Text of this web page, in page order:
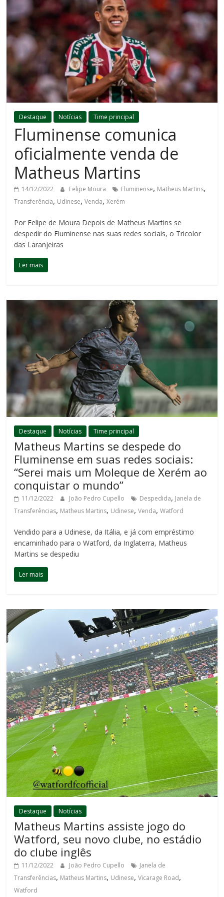
Destaque Notícias Time principal
Fluminense comunica
oficialmente venda de
Matheus Martins
14/12/2022 Felipe Moura Fluminense, Matheus Martins,
Transferência, Udinese,Venda,Xerém
Por Felipe de Moura Depois de Matheus Martins se
despedir do Fluminense nas suas redes sociais, o Tricolor
das Laranjeiras
Ler mais
Destaque Notícias Time principal
Matheus Martins se despede do
Fluminense em suas redes sociais:
“Serei mais um Moleque de Xerém ao
conquistar o mundo”
11/12/2022 João Pedro Cupello Despedida, Janela de
Transferências, Matheus Martins, Udinese,Venda,Watford
Vendido para a Udinese, da Itália, e já com empréstimo
encaminhado para o Watford, da Inglaterra, Matheus
Martins se despediu
Ler mais
Destaque Notícias
Matheus Martins assiste jogo do
Watford, seu novo clube, no estádio
do clube inglês
11/12/2022 João Pedro Cupello
Janela de
Transferências, Matheus Martins, Udinese,Vicarage Road,
Watford